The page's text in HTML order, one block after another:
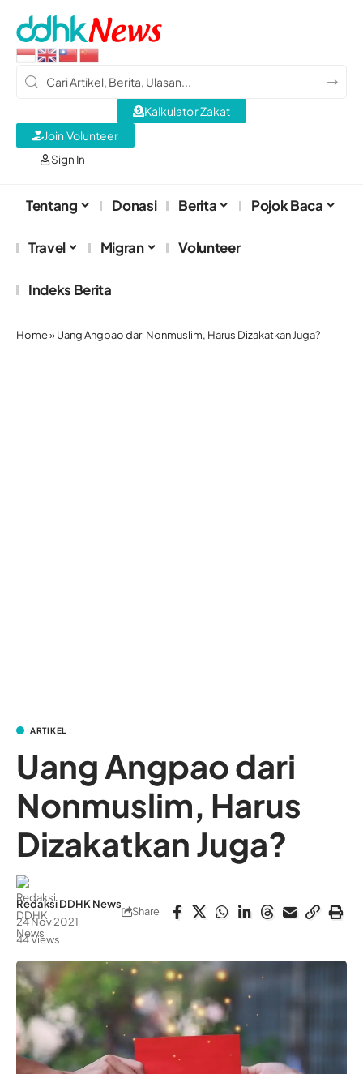
Sign In
Kalkulator Zakat
Join Volunteer
Tentang Donasi Berita Pojok Baca
Travel Migran Volunteer
Indeks Berita
Home»Uang Angpao dari Nonmuslim, Harus Dizakatkan Juga?
ARTIKEL
Uang Angpao dari
Nonmuslim, Harus
Dizakatkan Juga?
Redaksi DDHK News
24 Nov 2021
44 Views
Share